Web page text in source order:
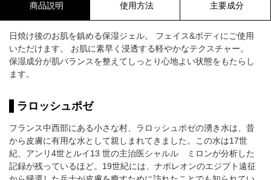
商品説明 使用方法 主要成分
日焼け後のお肌を鎮める保湿ジェル。 フェイス&ボディにご使用
いただけます。 お肌に素早く浸透する軽やかなテクスチャー。
保湿成分が肌バランスを整えてしっとり心地よい状態をもたらし
ます。
ラロッシュポゼ
フランス中西部にある小さな村、ラロッシュポゼの湧き水は、昔
から皮膚に有用な水として親しまれてきました。この水は17世
紀、アンリ4世とルイ13 世の主治医シャルル ミロンが分析した
記録が残っているほど。19世紀には、ナポレオンのエジプト遠征